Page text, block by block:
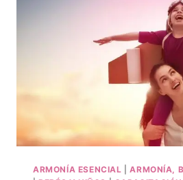
ARMONÍA ESENCIAL |ARMONÍA,